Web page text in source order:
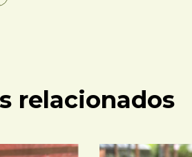
relacionados